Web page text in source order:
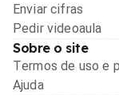
Enviar cifras
Pedir videoaula
Sobre o site
Termos de uso e
Ajuda